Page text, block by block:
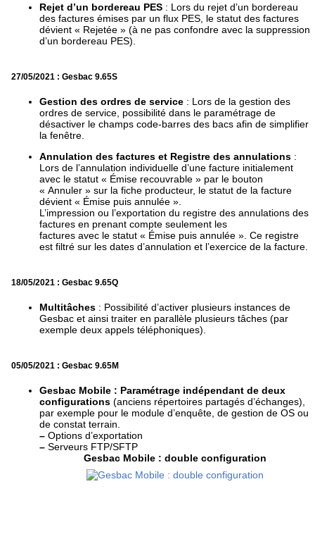
Rejet d’un bordereau PES : Lors du rejet d’un bordereau
des factures émises par un flux PES, le statut des factures
dévient « Rejetée » (à ne pas confondre avec la suppression
d’un bordereau PES).
27/05/2021 : Gesbac 9.65S
Gestion des ordres de service : Lors de la gestion des
ordres de service, possibilité dans le paramétrage de
désactiver le champs code-barres des bacs afin de simplifier
la fenêtre.
Annulation des factures et Registre des annulations :
Lors de l’annulation individuelle d’une facture initialement
avec le statut « Émise recouvrable » par le bouton
« Annuler » sur la fiche producteur, le statut de la facture
dévient « Émise puis annulée ».
L’impression ou l’exportation du registre des annulations des
factures en prenant compte seulement les
factures avec le statut « Émise puis annulée ». Ce registre
est filtré sur les dates d’annulation et l’exercice de la facture.
18/05/2021 : Gesbac 9.65Q
Multitâches : Possibilité d’activer plusieurs instances de
Gesbac et ainsi traiter en parallèle plusieurs tâches (par
exemple deux appels téléphoniques).
05/05/2021 : Gesbac 9.65M
Gesbac Mobile : Paramétrage indépendant de deux
configurations (anciens répertoires partagés d’échanges),
par exemple pour le module d’enquête, de gestion de OS ou
de constat terrain.
– Options d’exportation
– Serveurs FTP/SFTP
Gesbac Mobile : double configuration